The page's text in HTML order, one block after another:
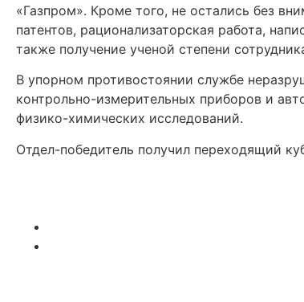
«Газпром». Кроме того, не остались без
патентов, рационализаторская работа,
также получение ученой степени
В упорном противостоянии службе
контрольно-измерительных приборов и
физико-химических исследований.
Отдел-победитель получил переходящий